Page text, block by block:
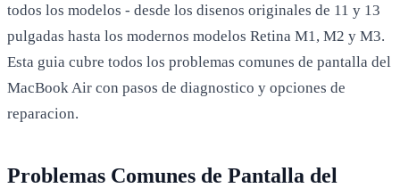
todos los modelos - desde los disenos originales de 11 y 13
pulgadas hasta los modernos modelos Retina M1, M2 y M3.
Esta guia cubre todos los problemas comunes de pantalla del
MacBook Air con pasos de diagnostico y opciones de
reparacion.
Problemas Comunes de Pantalla del